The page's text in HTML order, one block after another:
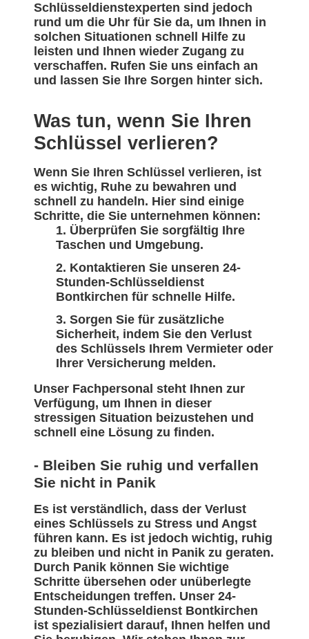
Schlüsseldienstexperten sind jedoch
rund um die Uhr für Sie da, um Ihnen in
solchen Situationen schnell Hilfe zu
leisten und Ihnen wieder Zugang zu
verschaffen. Rufen Sie uns einfach an
und lassen Sie Ihre Sorgen hinter sich.
Was tun, wenn Sie Ihren
Schlüssel verlieren?
Wenn Sie Ihren Schlüssel verlieren, ist
es wichtig, Ruhe zu bewahren und
schnell zu handeln. Hier sind einige
Schritte, die Sie unternehmen können:
Überprüfen Sie sorgfältig Ihre
Taschen und Umgebung.
Kontaktieren Sie unseren 24-
Stunden-Schlüsseldienst
Bontkirchen für schnelle Hilfe.
Sorgen Sie für zusätzliche
Sicherheit, indem Sie den Verlust
des Schlüssels Ihrem Vermieter oder
Ihrer Versicherung melden.
Unser Fachpersonal steht Ihnen zur
Verfügung, um Ihnen in dieser
stressigen Situation beizustehen und
schnell eine Lösung zu finden.
- Bleiben Sie ruhig und verfallen
Sie nicht in Panik
Es ist verständlich, dass der Verlust
eines Schlüssels zu Stress und Angst
führen kann. Es ist jedoch wichtig, ruhig
zu bleiben und nicht in Panik zu geraten.
Durch Panik können Sie wichtige
Schritte übersehen oder unüberlegte
Entscheidungen treffen. Unser 24-
Stunden-Schlüsseldienst Bontkirchen
ist spezialisiert darauf, Ihnen helfen und